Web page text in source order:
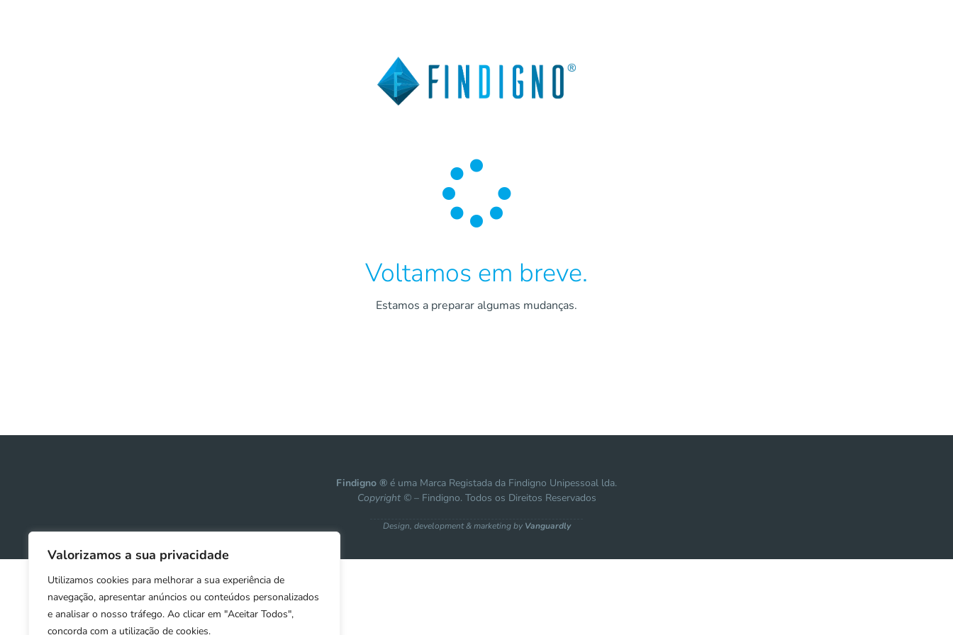
Valorizamos a sua privacidade
Utilizamos cookies para melhorar a sua experiência de
navegação, apresentar anúncios ou conteúdos personalizados
e analisar o nosso tráfego. Ao clicar em "Aceitar Todos",
concorda com a utilização de cookies.

Voltamos em breve.
Estamos a preparar algumas mudanças.
Findigno ® é uma Marca Registada da Findigno Unipessoal lda.
Copyright ©– Findigno. Todos os Direitos Reservados
Design, development & marketing by Vanguardly